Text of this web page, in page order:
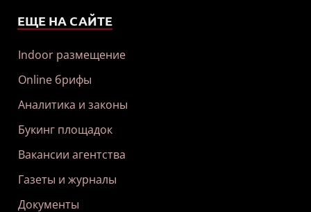
ЕЩЕ НА САЙТЕ
Indoor размещение
Online брифы
Аналитика и законы
Букинг площадок
Вакансии агентства
Газеты и журналы
Документы